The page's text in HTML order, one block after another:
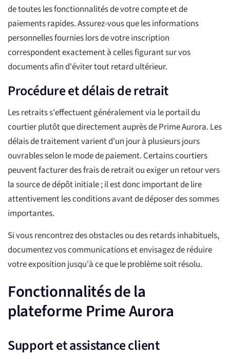
de toutes les fonctionnalités de votre compte et de
paiements rapides. Assurez-vous que les informations
personnelles fournies lors de votre inscription
correspondent exactement à celles figurant sur vos
documents afin d'éviter tout retard ultérieur.
Procédure et délais de retrait
Les retraits s'effectuent généralement via le portail du
courtier plutôt que directement auprès de Prime Aurora. Les
délais de traitement varient d'un jour à plusieurs jours
ouvrables selon le mode de paiement. Certains courtiers
peuvent facturer des frais de retrait ou exiger un retour vers
la source de dépôt initiale ; il est donc important de lire
attentivement les conditions avant de déposer des sommes
importantes.
Si vous rencontrez des obstacles ou des retards inhabituels,
documentez vos communications et envisagez de réduire
votre exposition jusqu'à ce que le problème soit résolu.
Fonctionnalités de la
plateforme Prime Aurora
Support et assistance client